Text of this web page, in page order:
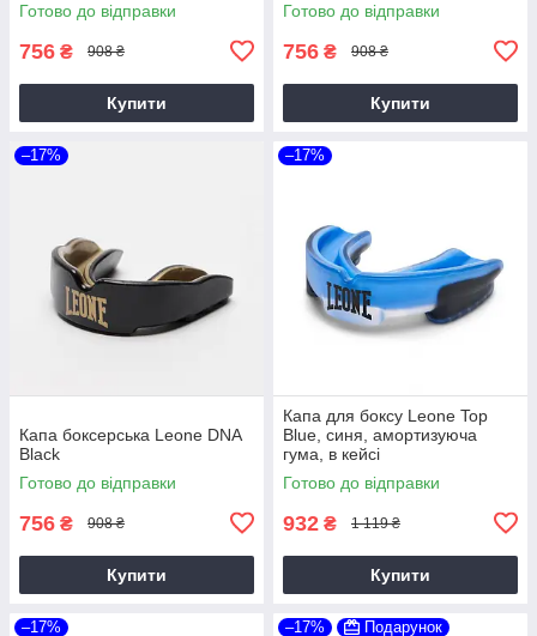
Готово до відправки
756 ₴ 908 ₴
Купити
Готово до відправки
756 ₴ 908 ₴
Купити
–17%
Капа боксерська Leone DNA
Black
Готово до відправки
756 ₴ 908 ₴
Купити
–17%
Капа для боксу Leone Top
Blue, синя, амортизуюча
гума, в кейсі
Готово до відправки
932 ₴ 1 119 ₴
Купити
–17% –17% Подарунок